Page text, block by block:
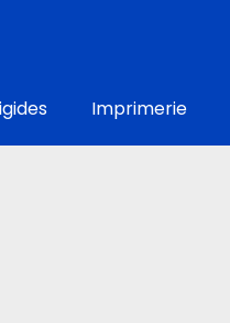
Imprimerie